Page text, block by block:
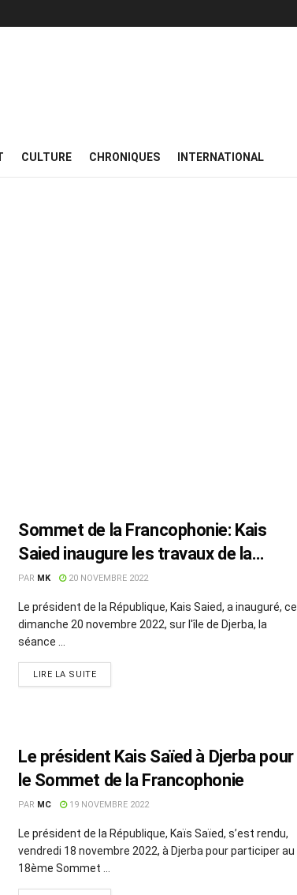
CULTURE CHRONIQUES INTERNATIONAL
Sommet de la Francophonie: Kais
Saied inaugure les travaux de la
deuxième journée
PAR MK 20 NOVEMBRE 2022
Le président de la République, Kais Saied, a inauguré, ce
dimanche 20 novembre 2022, sur l'île de Djerba, la
séance ...
LIRE LA SUITE
Le président Kais Saïed à Djerba pour
le Sommet de la Francophonie
PAR MC 19 NOVEMBRE 2022
Le président de la République, Kaïs Saïed, s’est rendu,
vendredi 18 novembre 2022, à Djerba pour participer au
18ème Sommet ...